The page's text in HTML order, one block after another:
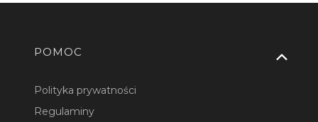
Linki w stopce
POMOC
Polityka prywatności
Regulaminy